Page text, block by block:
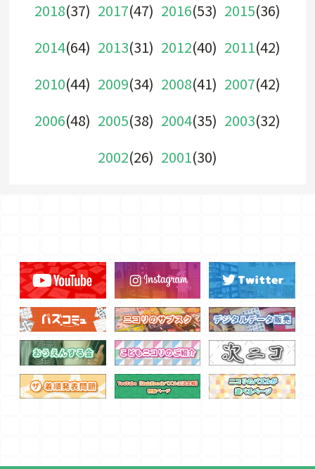
2018(37) 2017(47) 2016(53) 2015(36)
2014(64) 2013(31) 2012(40) 2011(42)
2010(44) 2009(34) 2008(41) 2007(42)
2006(48) 2005(38) 2004(35) 2003(32)
2002(26) 2001(30)